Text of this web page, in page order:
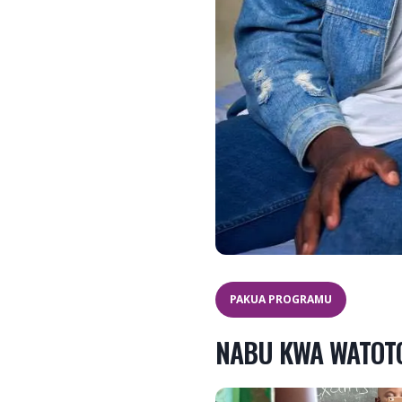
PAKUA PROGRAMU
NABU KWA